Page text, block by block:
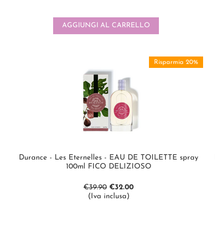
AGGIUNGI AL CARRELLO
Risparmia 20%
Durance - Les Eternelles - EAU DE TOILETTE spray
100ml FICO DELIZIOSO
€39.90 €32.00
(Iva inclusa)